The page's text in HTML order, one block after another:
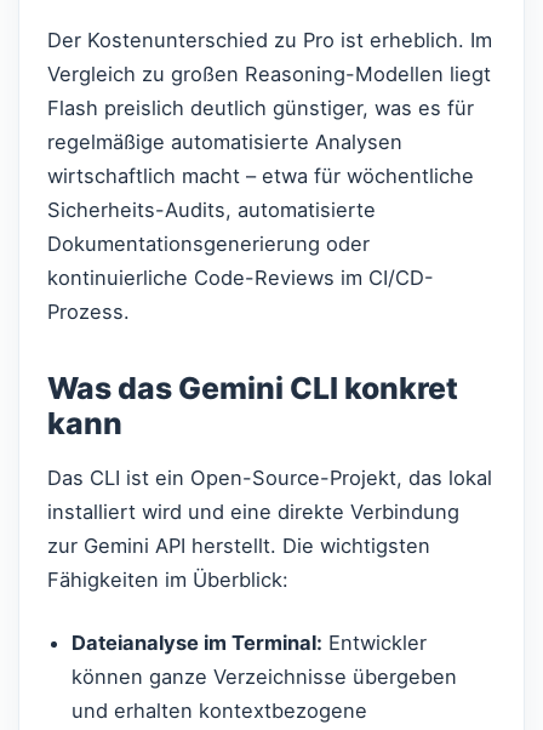
Der Kostenunterschied zu Pro ist erheblich. Im
Vergleich zu großen Reasoning-Modellen liegt
Flash preislich deutlich günstiger, was es für
regelmäßige automatisierte Analysen
wirtschaftlich macht – etwa für wöchentliche
Sicherheits-Audits, automatisierte
Dokumentationsgenerierung oder
kontinuierliche Code-Reviews im CI/CD-
Prozess.
Was das Gemini CLI konkret
kann
Das CLI ist ein Open-Source-Projekt, das lokal
installiert wird und eine direkte Verbindung
zur Gemini API herstellt. Die wichtigsten
Fähigkeiten im Überblick:
Dateianalyse im Terminal: Entwickler
können ganze Verzeichnisse übergeben
und erhalten kontextbezogene